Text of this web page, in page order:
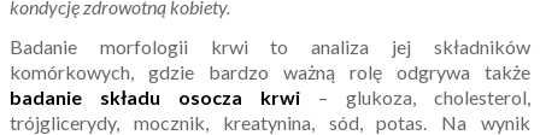
kondycję zdrowotną kobiety.
Badanie morfologii krwi to analiza jej składników
komórkowych, gdzie bardzo ważną rolę odgrywa także
badanie składu osocza krwi – glukoza, cholesterol,
trójglicerydy, mocznik, kreatynina, sód, potas. Na wynik